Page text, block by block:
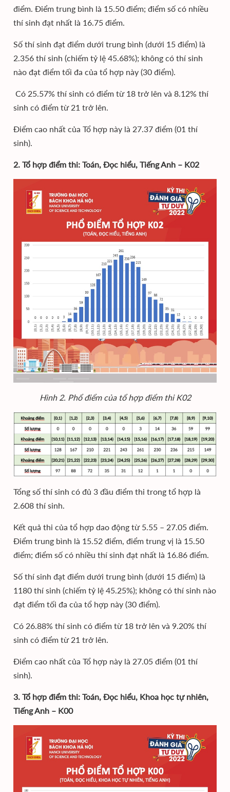
điểm. Điểm trung bình là 15.50 điểm; điểm số có nhiều
thí sinh đạt nhất là 16.75 điểm.
Số thí sinh đạt điểm dưới trung bình (dưới 15 điểm) là
2.356 thí sinh (chiếm tỷ lệ 45.68%); không có thí sinh
nào đạt điểm tối đa của tổ hợp này (30 điểm).
Có 25.57% thí sinh có điểm từ 18 trở lên và 8.12% thí
sinh có điểm từ 21 trở lên.
Điểm cao nhất của Tổ hợp này là 27.37 điểm (01 thí
sinh).
2. Tổ hợp điểm thi: Toán, Đọc hiểu, Tiếng Anh – K02
Hình 2. Phổ điểm của tổ hợp điểm thi K02
Tổng số thí sinh có đủ 3 đầu điểm thi trong tổ hợp là
2.608 thí sinh.
Kết quả thi của tổ hợp dao động từ 5.55 – 27.05 điểm.
Điểm trung bình là 15.52 điểm, điểm trung vị là 15.50
điểm; điểm số có nhiều thí sinh đạt nhất là 16.86 điểm.
Số thí sinh đạt điểm dưới trung bình (dưới 15 điểm) là
1180 thí sinh (chiếm tỷ lệ 45.25%); không có thí sinh nào
đạt điểm tối đa của tổ hợp này (30 điểm).
Có 26.88% thí sinh có điểm từ 18 trở lên và 9.20% thí
sinh có điểm từ 21 trở lên.
Điểm cao nhất của Tổ hợp này là 27.05 điểm (01 thí
sinh).
3. Tổ hợp điểm thi: Toán, Đọc hiểu, Khoa học tự nhiên,
Tiếng Anh – K00